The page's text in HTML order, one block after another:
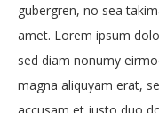
gubergren, no sea
amet. Lorem ipsum
sed diam nonumy
magna aliquyam erat,
accusam et justo duo